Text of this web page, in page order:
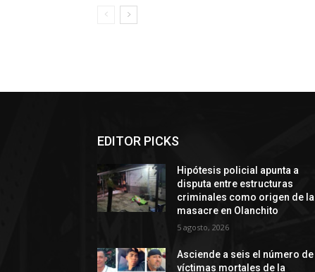
EDITOR PICKS
Hipótesis policial apunta a
disputa entre estructuras
criminales como origen de la
masacre en Olanchito
5 agosto, 2026
Asciende a seis el número de
víctimas mortales de la